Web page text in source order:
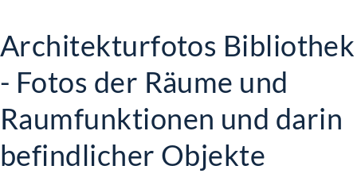
Architekturfotos Bibliothek
- Fotos der Räume und
Raumfunktionen und darin
befindlicher Objekte